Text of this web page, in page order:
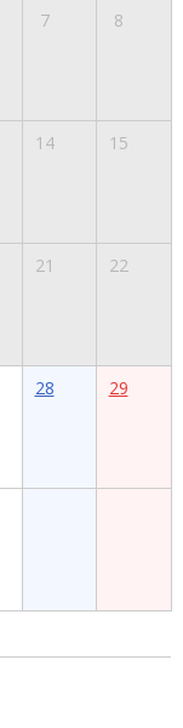
7 8
14 15
21 22
28 29